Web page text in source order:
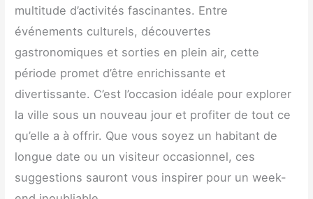
multitude d’activités fascinantes. Entre
événements culturels, découvertes
gastronomiques et sorties en plein air, cette
période promet d’être enrichissante et
divertissante. C’est l’occasion idéale pour explorer
la ville sous un nouveau jour et profiter de tout ce
qu’elle a à offrir. Que vous soyez un habitant de
longue date ou un visiteur occasionnel, ces
suggestions sauront vous inspirer pour un week-